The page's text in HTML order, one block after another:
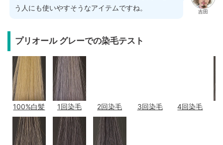
吉田
う人にも使いやすそうなアイテムですね。
プリオール グレーでの染毛テスト
100%白髪 1回染毛 2回染毛 3回染毛 4回染毛